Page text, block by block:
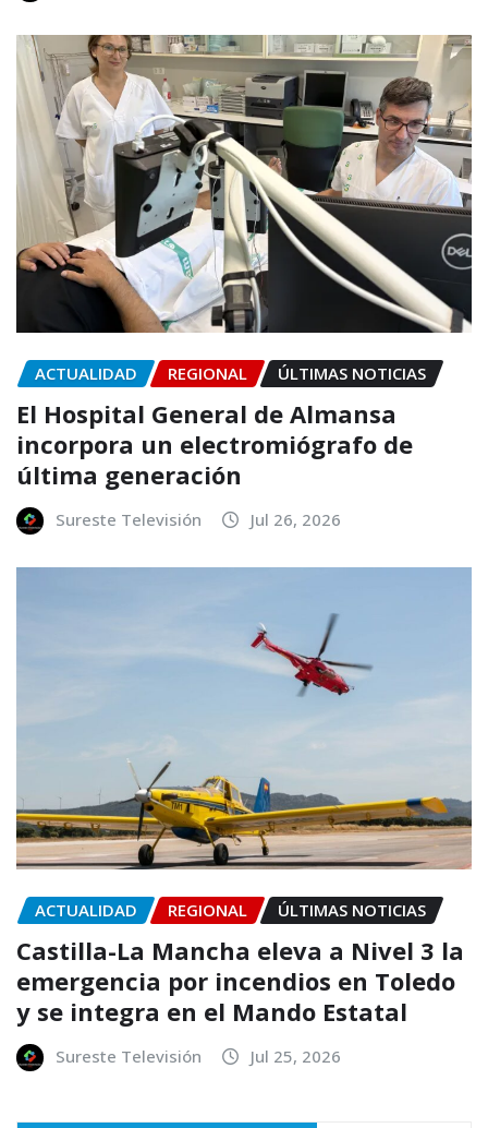
ACTUALIDAD REGIONAL ÚLTIMAS NOTICIAS
El Hospital General de Almansa
incorpora un electromiógrafo de
última generación
Sureste Televisión Jul 26, 2026
ACTUALIDAD REGIONAL ÚLTIMAS NOTICIAS
Castilla-La Mancha eleva a Nivel 3 la
emergencia por incendios en Toledo
y se integra en el Mando Estatal
Sureste Televisión Jul 25, 2026